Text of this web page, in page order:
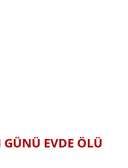
EVDE ÖLÜ